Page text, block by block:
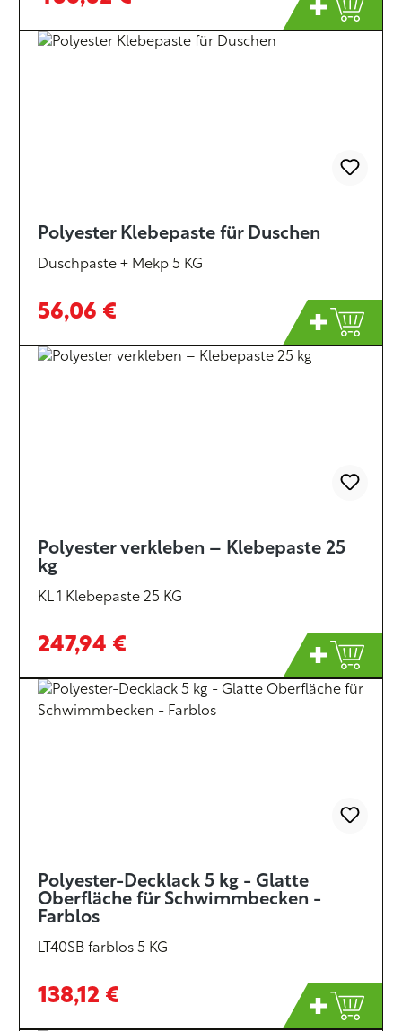
Polyester Klebepaste für Duschen
Duschpaste + Mekp 5 KG
56,06 €
Polyester verkleben – Klebepaste 25
kg
KL 1 Klebepaste 25 KG
247,94 €
Polyester-Decklack 5 kg - Glatte
Oberfläche für Schwimmbecken -
Farblos
LT40SB farblos 5 KG
138,12 €